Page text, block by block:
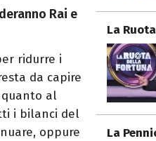
Rai e
ridurre i
da capire
al
i bilanci del
oppure
La
La